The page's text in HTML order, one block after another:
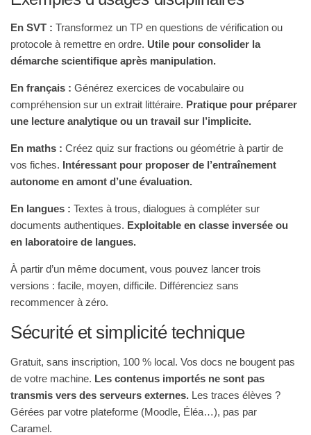
En SVT : Transformez un TP en questions de vérification ou
protocole à remettre en ordre. Utile pour consolider la
démarche scientifique après manipulation.
En français : Générez exercices de vocabulaire ou
compréhension sur un extrait littéraire. Pratique pour préparer
une lecture analytique ou un travail sur l’implicite.
En maths : Créez quiz sur fractions ou géométrie à partir de
vos fiches. Intéressant pour proposer de l’entraînement
autonome en amont d’une évaluation.
En langues : Textes à trous, dialogues à compléter sur
documents authentiques. Exploitable en classe inversée ou
en laboratoire de langues.
À partir d’un même document, vous pouvez lancer trois
versions : facile, moyen, difficile. Différenciez sans
recommencer à zéro.
Sécurité et simplicité technique
Gratuit, sans inscription, 100 % local. Vos docs ne bougent pas
de votre machine. Les contenus importés ne sont pas
transmis vers des serveurs externes. Les traces élèves ?
Gérées par votre plateforme (Moodle, Éléa…), pas par
Caramel.